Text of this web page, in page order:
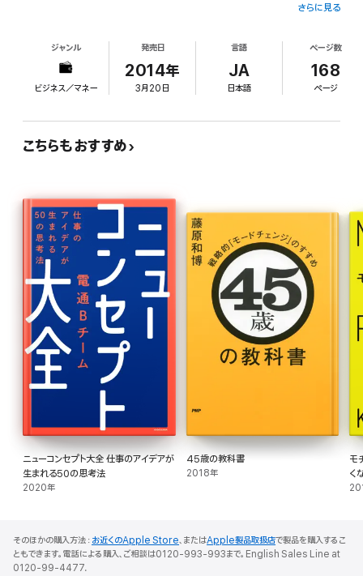
セクシャルマイノリティなどを含む全ての人が混じり合う社会をめざして活動。
さらに見る
ジャンル
ビジネス／マネー
発売日
2014年
3月20日
言語
JA
日本語
ページ数
168
ページ
こちらもおすすめ
ニューコンセプト大全 仕事のアイデアが
生まれる50の思考法
2020年
45歳の教科書
2018年
モ
く
そのほかの購入方法： お近くのApple Store、またはApple製品取扱店で製品を購入するこ
ともできます。電話による購入、ご相談は0120-993-993まで。English Sales Line at
0120-99-4477.